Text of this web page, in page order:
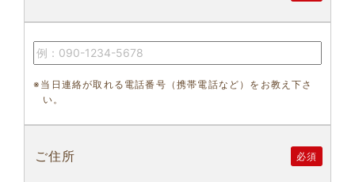
※当日連絡が取れる電話番号（携帯電話など）をお教え下さ
い。
ご住所 必須